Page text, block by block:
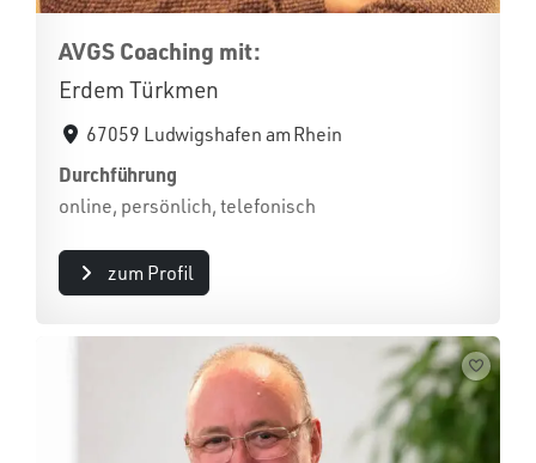
AVGS Coaching mit:
Erdem Türkmen
67059 Ludwigshafen am Rhein
Durchführung
online, persönlich, telefonisch
zum Profil